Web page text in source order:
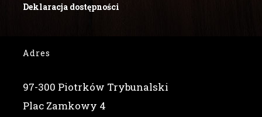
Deklaracja dostępności
Adres
97-300 Piotrków Trybunalski
Plac Zamkowy 4